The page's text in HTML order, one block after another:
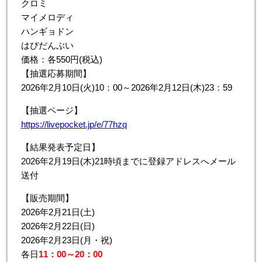
クロミ
マイメロディ
ハンギョドン
はぴだんぶい
価格：各550円(税込)
【抽選応募期間】
2026年2月10日(火)10：00～2026年2月12日(木)23：59
【抽選ページ】
https://livepocket.jp/e/77hzq
【結果発表予定日】
2026年2月19日(木)21時頃までに登録アドレスへメール
送付
【販売期間】
2026年2月21日(土)
2026年2月22日(日)
2026年2月23日(月・祝)
各日 11：00～20：00